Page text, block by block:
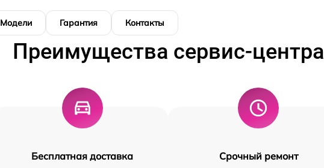
Модели Гарантия Контакты
Преимущества сервис-центра
Бесплатная доставка Срочный ремонт